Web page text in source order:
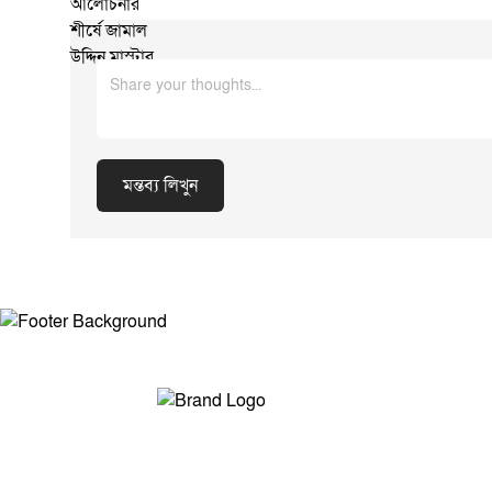
অংশগ্রহণ অনুষ্ঠানকে তাৎপর্যময় করে তোলে।
প্রতিবেদক: রফিকুল ইসলাম, সভাপতি, বাংলাদেশ
রিপোর্টার্স ক্লাব ট্রাস্ট, সরিষাবাড়ী উপজেলা শাখা,
জামালপুর।
মন্তব্য লিখুন